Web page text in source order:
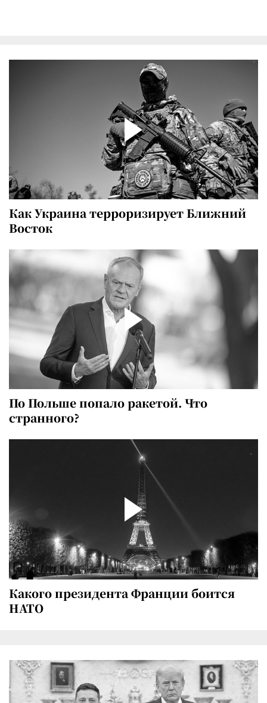
Как Украина терроризирует Ближний
Восток
По Польше попало ракетой. Что
странного?
Какого президента Франции боится
НАТО